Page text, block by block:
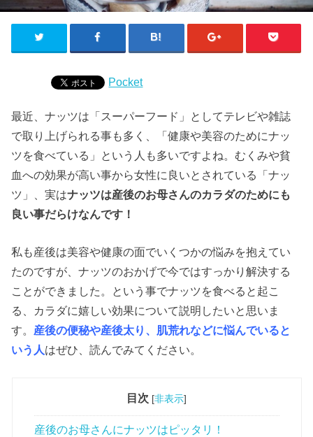
Pocket
最近、ナッツは「スーパーフード」としてテレビや雑誌
で取り上げられる事も多く、「健康や美容のためにナッ
ツを食べている」という人も多いですよね。むくみや貧
血への効果が高い事から女性に良いとされている「ナッ
ツ」、実はナッツは産後のお母さんのカラダのためにも
良い事だらけなんです！
私も産後は美容や健康の面でいくつかの悩みを抱えてい
たのですが、ナッツのおかげで今ではすっかり解決する
ことができました。という事でナッツを食べると起こ
る、カラダに嬉しい効果について説明したいと思いま
す。 産後の便秘や産後太り、肌荒れなどに悩んでいると
いう人はぜひ、読んでみてください。
目次 [非表示]
産後のお母さんにナッツはピッタリ！